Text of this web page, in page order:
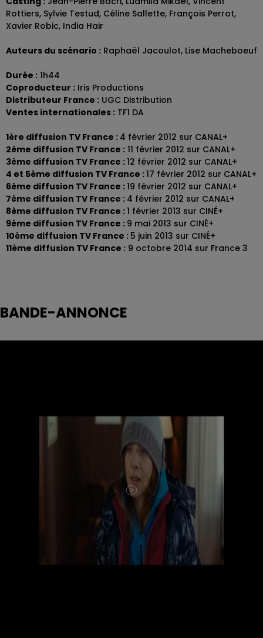
Rottiers, Sylvie Testud, Céline Sallette, François Perrot,
Xavier Robic, India Hair
Auteurs du scénario : Raphaël Jacoulot, Lise Macheboeuf
Durée : 1h44
Coproducteur : Iris Productions
Distributeur France : UGC Distribution
Ventes internationales : TF1 DA
1ère diffusion TV France : 4 février 2012 sur CANAL+
2ème diffusion TV France : 11 février 2012 sur CANAL+
3ème diffusion TV France :12 février 2012 sur CANAL+
4 et 5ème diffusion TV France :17 février 2012 sur CANAL+
6ème diffusion TV France :19 février 2012 sur CANAL+
7ème diffusion TV France : 4 février 2012 sur CANAL+
8ème diffusion TV France :1 février 2013 sur CINÉ+
9ème diffusion TV France : 9 mai 2013 sur CINÉ+
10ème diffusion TV France : 5 juin 2013 sur CINÉ+
11ème diffusion TV France : 9 octobre 2014 sur France 3
BANDE-ANNONCE